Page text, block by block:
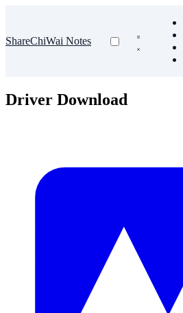
ShareChiWai Notes
Driver Download